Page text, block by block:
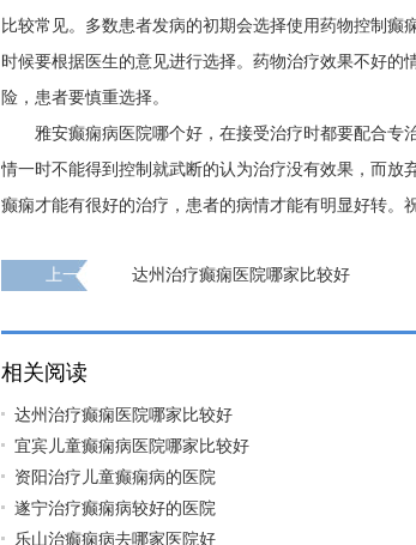
比较常见。多数患者发病的初期会选择使用药物控制
时候要根据医生的意见进行选择。药物治疗效果不好
险，患者要慎重选择。
雅安癫痫病医院哪个好，在接受治疗时都要配合专
情一时不能得到控制就武断的认为治疗没有效果，而放
癫痫才能有很好的治疗，患者的病情才能有明显好转。
上一页 达州治疗癫痫医院哪家比较好
相关阅读
达州治疗癫痫医院哪家比较好
宜宾儿童癫痫病医院哪家比较好
资阳治疗儿童癫痫病的医院
遂宁治疗癫痫病较好的医院
乐山治癫痫病去哪家医院好